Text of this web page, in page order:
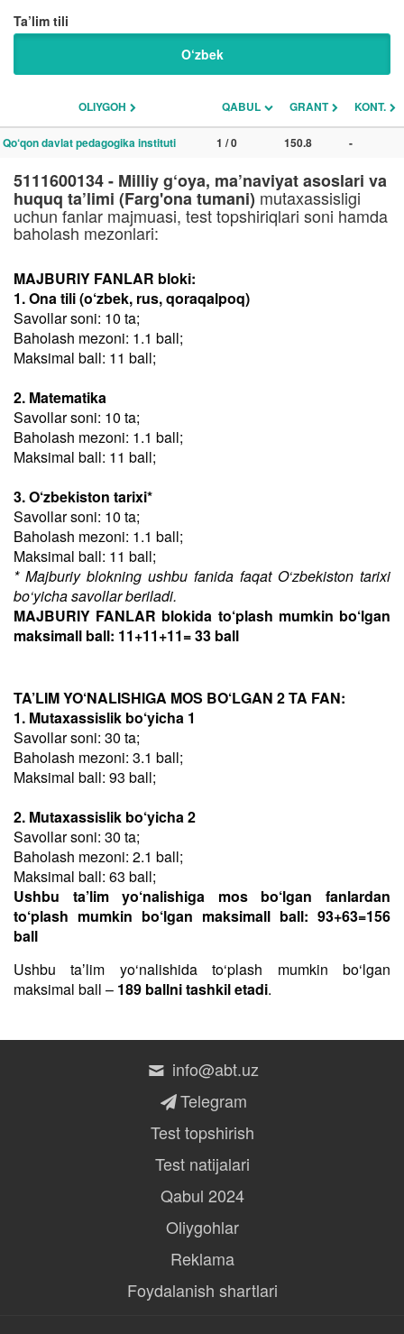
Ta’lim tili
O‘zbek
OLIYGOH QABUL GRANT KONT.
Qo‘qon davlat pedagogika instituti 1 / 0 150.8 -
5111600134 - Milliy g‘oya, ma’naviyat asoslari va
huquq ta’limi (Farg'ona tumani) mutaxassisligi
uchun fanlar majmuasi, test topshiriqlari soni hamda
baholash mezonlari:
MAJBURIY FANLAR bloki:
1. Ona tili (o‘zbek, rus, qoraqalpoq)
Savollar soni: 10 ta;
Baholash mezoni: 1.1 ball;
Maksimal ball: 11 ball;
2. Matematika
Savollar soni: 10 ta;
Baholash mezoni: 1.1 ball;
Maksimal ball: 11 ball;
3. O‘zbekiston tarixi*
Savollar soni: 10 ta;
Baholash mezoni: 1.1 ball;
Maksimal ball: 11 ball;
* Majburiy blokning ushbu fanida faqat O‘zbekiston tarixi
bo‘yicha savollar beriladi.
MAJBURIY FANLAR blokida to‘plash mumkin bo‘lgan
maksimall ball: 11+11+11= 33 ball
TA’LIM YO‘NALISHIGA MOS BO‘LGAN 2 TA FAN:
1. Mutaxassislik bo‘yicha 1
Savollar soni: 30 ta;
Baholash mezoni: 3.1 ball;
Maksimal ball: 93 ball;
2. Mutaxassislik bo‘yicha 2
Savollar soni: 30 ta;
Baholash mezoni: 2.1 ball;
Maksimal ball: 63 ball;
Ushbu ta’lim yo‘nalishiga mos bo‘lgan fanlardan
to‘plash mumkin bo‘lgan maksimall ball: 93+63=156
ball
Ushbu taʼlim yo‘nalishida to‘plash mumkin bo‘lgan
maksimal ball – 189 ballni tashkil etadi.
info@abt.uz
Telegram
Test topshirish
Test natijalari
Qabul 2024
Oliygohlar
Reklama
Foydalanish shartlari